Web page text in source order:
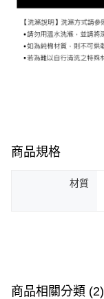
商品規格
材質
商品相關分類 (2)